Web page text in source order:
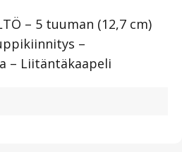
– 5 tuuman (12,7 cm)
–
– Liitäntäkaapeli